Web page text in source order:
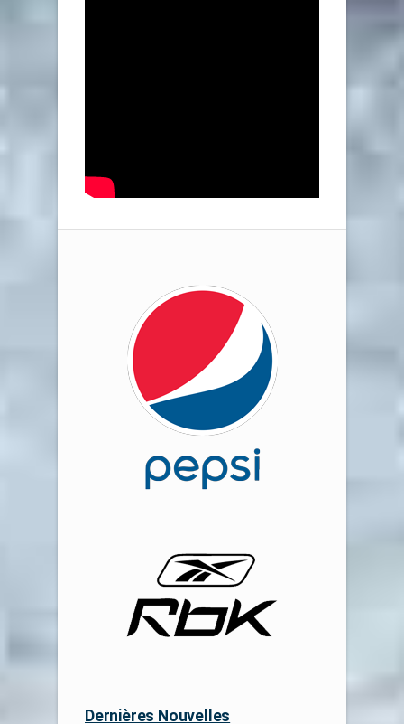
Dernières Nouvelles